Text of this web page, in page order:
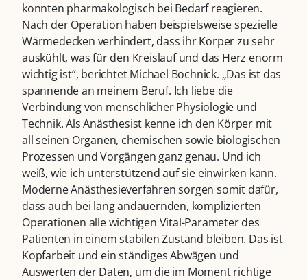
konnten pharmakologisch bei Bedarf reagieren.
Nach der Operation haben beispielsweise spezielle
Wärmedecken verhindert, dass ihr Körper zu sehr
auskühlt, was für den Kreislauf und das Herz enorm
wichtig ist“, berichtet Michael Bochnick. „Das ist das
spannende an meinem Beruf. Ich liebe die
Verbindung von menschlicher Physiologie und
Technik. Als Anästhesist kenne ich den Körper mit
all seinen Organen, chemischen sowie biologischen
Prozessen und Vorgängen ganz genau. Und ich
weiß, wie ich unterstützend auf sie einwirken kann.
Moderne Anästhesieverfahren sorgen somit dafür,
dass auch bei lang andauernden, komplizierten
Operationen alle wichtigen Vital-Parameter des
Patienten in einem stabilen Zustand bleiben. Das ist
Kopfarbeit und ein ständiges Abwägen und
Auswerten der Daten, um die im Moment richtige